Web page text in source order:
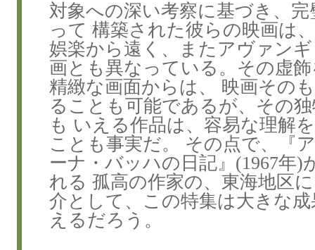
対象への深い考察に基づき、
って 構築された彼らの映画は
娯楽から遠く、またアヴァン
画とも異なっている。その虚
精緻な画面からは、 映画その
ることも可能であるが、その
も いえる作品は、容易な理解
ことも事実だ。 その点で、『
ーナ・バッハの日記』(1967年)
れる 孤高の作家の、東海地区
介として、この特集は大きな
えるだろう。